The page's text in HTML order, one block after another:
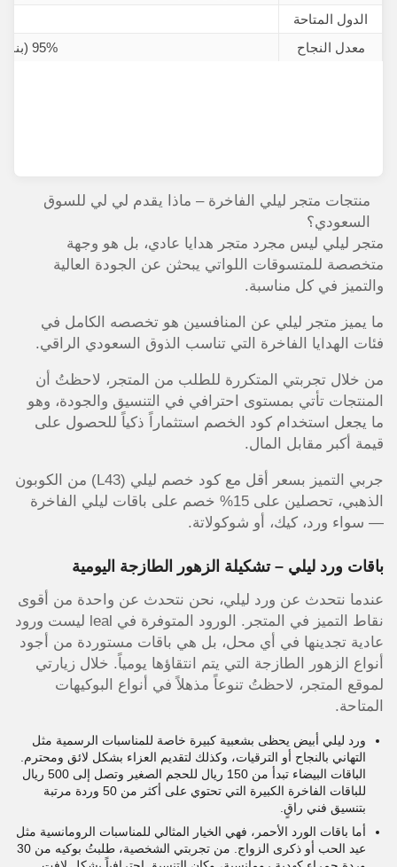
الدول المتاحة
معدل النجاح
95% (بناءً على اختباراتنا الفعلية)
منتجات متجر ليلي الفاخرة – ماذا يقدم لي لي للسوق
السعودي؟
متجر ليلي ليس مجرد متجر هدايا عادي، بل هو وجهة
متخصصة للمتسوقات اللواتي يبحثن عن الجودة العالية
والتميز في كل مناسبة.
ما يميز متجر ليلي عن المنافسين هو تخصصه الكامل في
فئات الهدايا الفاخرة التي تناسب الذوق السعودي الراقي.
من خلال تجربتي المتكررة للطلب من المتجر، لاحظتُ أن
المنتجات تأتي بمستوى احترافي في التنسيق والجودة، وهو
ما يجعل استخدام كود الخصم استثماراً ذكياً للحصول على
قيمة أكبر مقابل المال.
جربي التميز بسعر أقل مع كود خصم ليلي (L43) من الكوبون
الذهبي، تحصلين على 15% خصم على باقات ليلي الفاخرة
— سواء ورد، كيك، أو شوكولاتة.
باقات ورد ليلي – تشكيلة الزهور الطازجة اليومية
عندما نتحدث عن ورد ليلي، نحن نتحدث عن واحدة من أقوى
نقاط التميز في المتجر. الورود المتوفرة في leal ليست ورود
عادية تجدينها في أي محل، بل هي باقات مستوردة من أجود
أنواع الزهور الطازجة التي يتم انتقاؤها يومياً. خلال زيارتي
لموقع المتجر، لاحظتُ تنوعاً مذهلاً في أنواع البوكيهات
المتاحة.
ورد ليلي أبيض يحظى بشعبية كبيرة خاصة للمناسبات الرسمية مثل
التهاني بالنجاح أو الترقيات، وكذلك لتقديم العزاء بشكل لائق ومحترم.
الباقات البيضاء تبدأ من 150 ريال للحجم الصغير وتصل إلى 500 ريال
للباقات الفاخرة الكبيرة التي تحتوي على أكثر من 50 وردة مرتبة
بتنسيق فني راقٍ.
أما باقات الورد الأحمر، فهي الخيار المثالي للمناسبات الرومانسية مثل
عيد الحب أو ذكرى الزواج. من تجربتي الشخصية، طلبتُ بوكيه من 30